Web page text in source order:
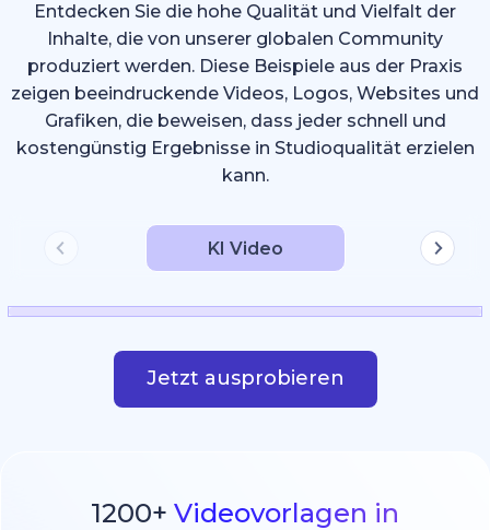
Entdecken Sie die hohe Qualität und Vielfalt der
Inhalte, die von unserer globalen Community
produziert werden. Diese Beispiele aus der Praxis
zeigen beeindruckende Videos, Logos, Websites und
Grafiken, die beweisen, dass jeder schnell und
kostengünstig Ergebnisse in Studioqualität erzielen
kann.
KI Video
Jetzt ausprobieren
1200+ Videovorlagen in